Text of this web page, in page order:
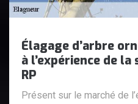
Élagage d’arbre
à l’expérience de
RP
Présent sur le marché de